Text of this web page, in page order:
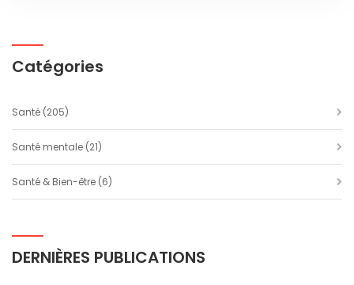
Catégories
Santé (205)
Santé mentale (21)
Santé & Bien-être (6)
DERNIÈRES PUBLICATIONS